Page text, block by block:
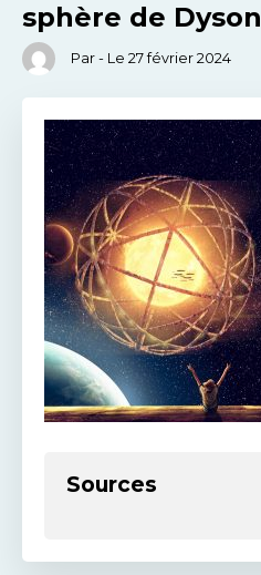
sphère de Dyson
Par - Le 27 février 2024
Sources